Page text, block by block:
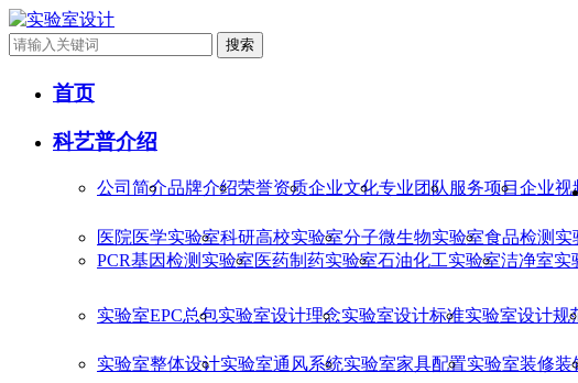
搜索
首页
科艺普介绍
公司简介品牌介绍荣誉资质企业文化专业团队 服务项目 企业视
医院医学实验室科研高校实验室分子微生物实验室食品检测实
PCR基因检测实验室医药制药实验室石油化工实验室洁净室实
实验室EPC总包实验室设计理念实验室设计标准实验室设计规
实验室整体设计实验室通风系统实验室家具配置实验室装修装